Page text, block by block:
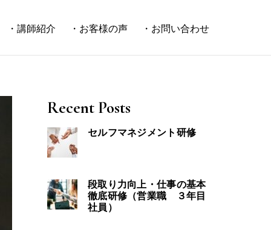
・講師紹介 ・お客様の声 ・お問い合わせ
Recent Posts
セルフマネジメント研修
段取り力向上・仕事の基本
徹底研修（営業職 ３年目
社員）